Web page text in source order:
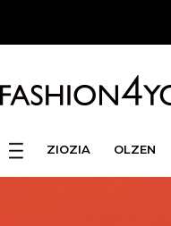
ZIOZIA OLZEN